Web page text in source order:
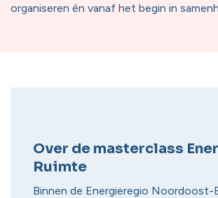
organiseren én vanaf het begin in
Over de masterclass
Ruimte
Binnen de Energieregio Noordoost-